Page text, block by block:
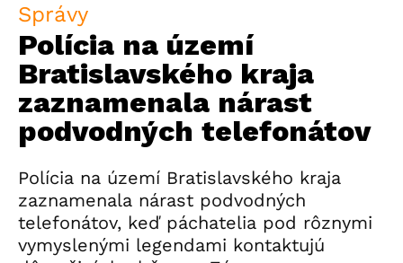
Správy
Polícia na území
Bratislavského kraja
zaznamenala nárast
podvodných telefonátov
Polícia na území Bratislavského kraja
zaznamenala nárast podvodných
telefonátov, keď páchatelia pod rôznymi
vymyslenými legendami kontaktujú